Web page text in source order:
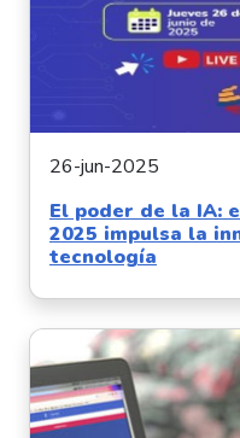
26-jun-2025
El poder de la IA:
2025 impulsa la
tecnología